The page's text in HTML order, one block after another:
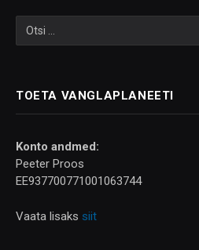
TOETA VANGLAPLANEETI
Konto andmed:
Peeter Proos
EE937700771001063744
Vaata lisaks siit